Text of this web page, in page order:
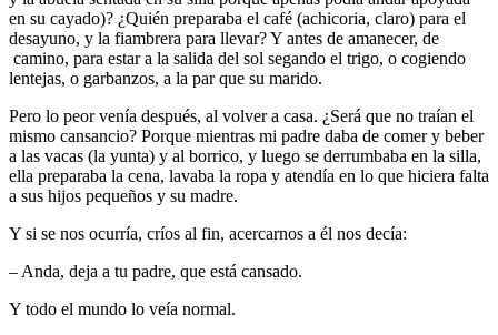
en su cayado)? ¿Quién preparaba el café (achicoria, claro) para el
desayuno, y la fiambrera para llevar? Y antes de amanecer, de
camino, para estar a la salida del sol segando el trigo, o cogiendo
lentejas, o garbanzos, a la par que su marido.
Pero lo peor venía después, al volver a casa. ¿Será que no traían el
mismo cansancio? Porque mientras mi padre daba de comer y beber
a las vacas (la yunta) y al borrico, y luego se derrumbaba en la silla,
ella preparaba la cena, lavaba la ropa y atendía en lo que hiciera falta
a sus hijos pequeños y su madre.
Y si se nos ocurría, críos al fin, acercarnos a él nos decía:
– Anda, deja a tu padre, que está cansado.
Y todo el mundo lo veía normal.